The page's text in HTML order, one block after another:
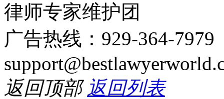
律师专家维护团
广告热线：929-364-
返回顶部 返回列表